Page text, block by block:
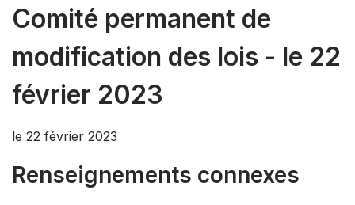
Comité permanent de
modification des lois - le 22
février 2023
le 22 février 2023
Renseignements connexes